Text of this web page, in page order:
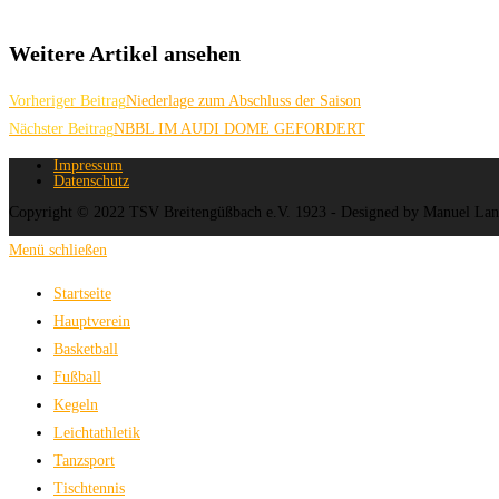
Weitere Artikel ansehen
Vorheriger BeitragNiederlage zum Abschluss der Saison
Nächster BeitragNBBL IM AUDI DOME GEFORDERT
Impressum
Datenschutz
Copyright © 2022 TSV Breitengüßbach e.V. 1923 - Designed by Manuel
Menü schließen
Startseite
Hauptverein
Basketball
Fußball
Kegeln
Leichtathletik
Tanzsport
Tischtennis